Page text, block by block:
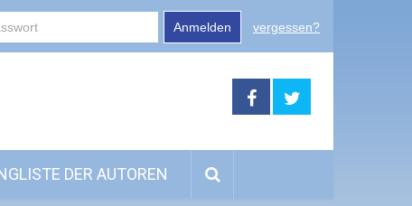
Anmelden vergessen?
DER AUTOREN